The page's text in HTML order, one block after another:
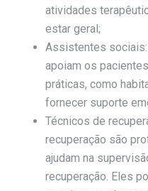
atividades
estar geral;
Assistentes
apoiam os
práticas, como
fornecer suporte
Técnicos de
recuperação são
ajudam na
recuperação. Eles